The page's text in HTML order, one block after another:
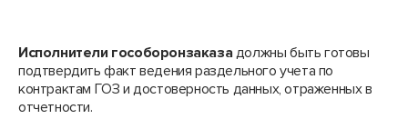
Исполнители гособоронзаказа должны быть готовы
подтвердить факт ведения раздельного учета по
контрактам ГОЗ и достоверность данных, отраженных в
отчетности.